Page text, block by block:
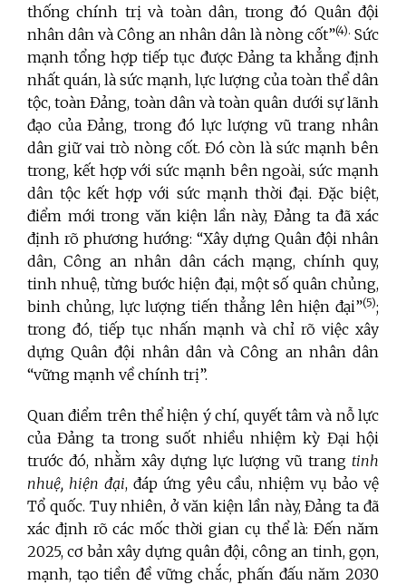
thống chính trị và toàn dân, trong đó Quân đội
nhân dân và Công an nhân dân là nòng cốt”(4). Sức
mạnh tổng hợp tiếp tục được Đảng ta khẳng định
nhất quán, là sức mạnh, lực lượng của toàn thể dân
tộc, toàn Đảng, toàn dân và toàn quân dưới sự lãnh
đạo của Đảng, trong đó lực lượng vũ trang nhân
dân giữ vai trò nòng cốt. Đó còn là sức mạnh bên
trong, kết hợp với sức mạnh bên ngoài, sức mạnh
dân tộc kết hợp với sức mạnh thời đại. Đặc biệt,
điểm mới trong văn kiện lần này, Đảng ta đã xác
định rõ phương hướng: “Xây dựng Quân đội nhân
dân, Công an nhân dân cách mạng, chính quy,
tinh nhuệ, từng bước hiện đại, một số quân chủng,
binh chủng, lực lượng tiến thẳng lên hiện đại”(5);
trong đó, tiếp tục nhấn mạnh và chỉ rõ việc xây
dựng Quân đội nhân dân và Công an nhân dân
“vững mạnh về chính trị”.
Quan điểm trên thể hiện ý chí, quyết tâm và nỗ lực
của Đảng ta trong suốt nhiều nhiệm kỳ Đại hội
trước đó, nhằm xây dựng lực lượng vũ trang tinh
nhuệ, hiện đại, đáp ứng yêu cầu, nhiệm vụ bảo vệ
Tổ quốc. Tuy nhiên, ở văn kiện lần này, Đảng ta đã
xác định rõ các mốc thời gian cụ thể là: Đến năm
2025, cơ bản xây dựng quân đội, công an tinh, gọn,
mạnh, tạo tiền đề vững chắc, phấn đấu năm 2030